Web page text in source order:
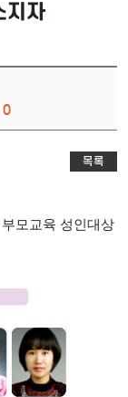
지자
0
목록
부모교육 성인대상